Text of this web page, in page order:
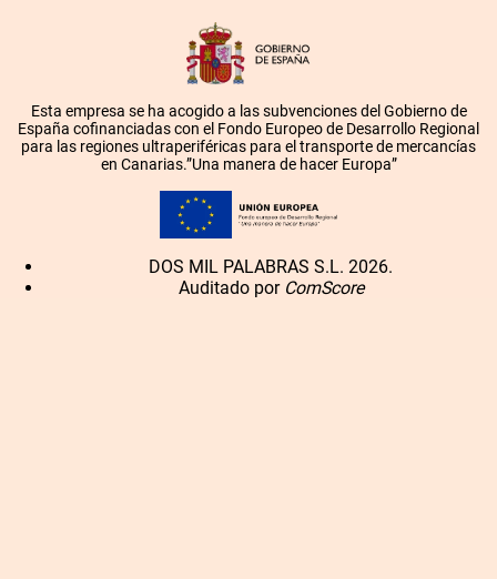
Esta empresa se ha acogido a las subvenciones del Gobierno de
España cofinanciadas con el Fondo Europeo de Desarrollo Regional
para las regiones ultraperiféricas para el transporte de mercancías
en Canarias.”Una manera de hacer Europa”
DOS MIL PALABRAS S.L. 2026.
Auditado por ComScore